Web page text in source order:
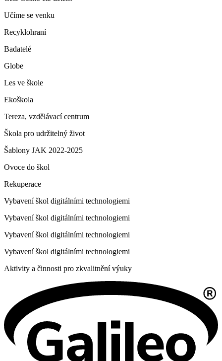
Učíme se venku
Recyklohraní
Badatelé
Globe
Les ve škole
Ekoškola
Tereza, vzdělávací centrum
Škola pro udržitelný život
Šablony JAK 2022-2025
Ovoce do škol
Rekuperace
Vybavení škol digitálními technologiemi
Vybavení škol digitálními technologiemi
Vybavení škol digitálními technologiemi
Vybavení škol digitálními technologiemi
Aktivity a činnosti pro zkvalitnění výuky